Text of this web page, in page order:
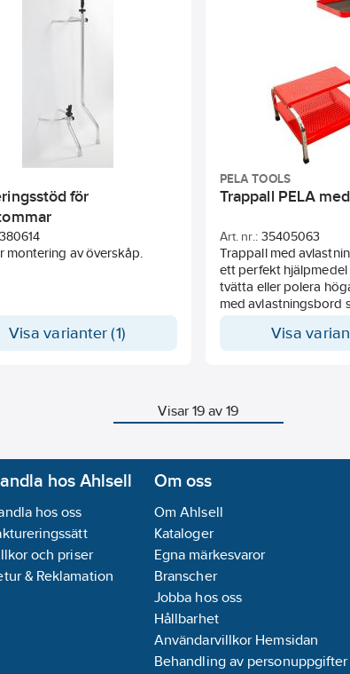
för
380614
montering av överskåp.
Visa varianter (1)
PELA TOOLS
Trappall PELA
Art. nr.: 35405063
Trappall med
ett perfekt hjälpmedel
tvätta eller polera
med avlastningsbord
kunna flyttas.
Visa
Visar 19 av 19
hos Ahlsell
hos oss
och priser
& Reklamation
Om oss
Om Ahlsell
Kataloger
Egna märkesvaror
Branscher
Jobba hos oss
Hållbarhet
Användarvillkor Hemsidan
Behandling av personuppgifter